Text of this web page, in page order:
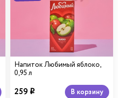
Напиток Любимый яблоко,
0,95 л
259 i В корзину